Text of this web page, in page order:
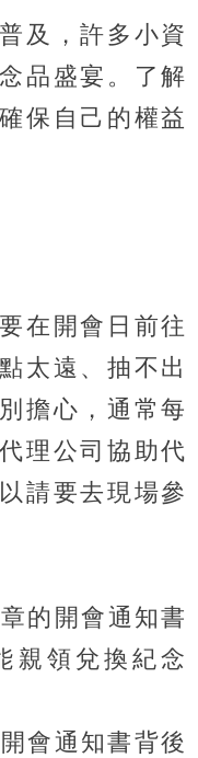
及，許多小資
品盛宴。了解
保自己的權益
在開會日前往
太遠、抽不出
擔心，通常每
理公司協助代
請要去現場參
的開會通知書
親領兌換紀念
會通知書背後